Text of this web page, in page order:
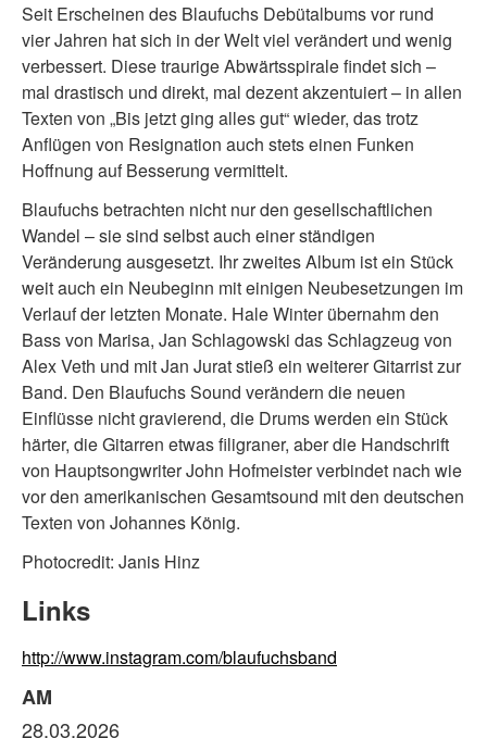
Seit Erscheinen des Blaufuchs Debütalbums vor rund
vier Jahren hat sich in der Welt viel verändert und wenig
verbessert. Diese traurige Abwärtsspirale findet sich –
mal drastisch und direkt, mal dezent akzentuiert – in allen
Texten von „Bis jetzt ging alles gut“ wieder, das trotz
Anflügen von Resignation auch stets einen Funken
Hoffnung auf Besserung vermittelt.
Blaufuchs betrachten nicht nur den gesellschaftlichen
Wandel – sie sind selbst auch einer ständigen
Veränderung ausgesetzt. Ihr zweites Album ist ein Stück
weit auch ein Neubeginn mit einigen Neubesetzungen im
Verlauf der letzten Monate. Hale Winter übernahm den
Bass von Marisa, Jan Schlagowski das Schlagzeug von
Alex Veth und mit Jan Jurat stieß ein weiterer Gitarrist zur
Band. Den Blaufuchs Sound verändern die neuen
Einflüsse nicht gravierend, die Drums werden ein Stück
härter, die Gitarren etwas filigraner, aber die Handschrift
von Hauptsongwriter John Hofmeister verbindet nach wie
vor den amerikanischen Gesamtsound mit den deutschen
Texten von Johannes König.
Photocredit: Janis Hinz
Links
http://www.instagram.com/blaufuchsband
AM
28.03.2026